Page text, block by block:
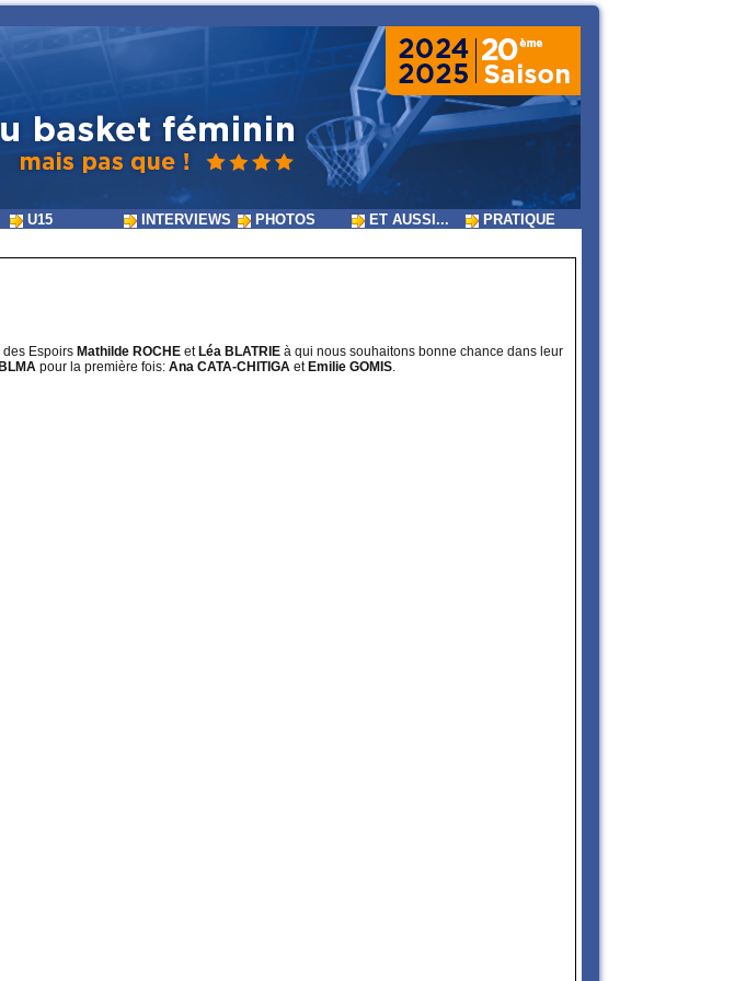
U15 INTERVIEWS PHOTOS ET AUSSI... PRATIQUE
des Espoirs Mathilde ROCHE et Léa BLATRIE à qui nous souhaitons bonne chance dans leur
BLMA pour la première fois: Ana CATA-CHITIGA et Emilie GOMIS.